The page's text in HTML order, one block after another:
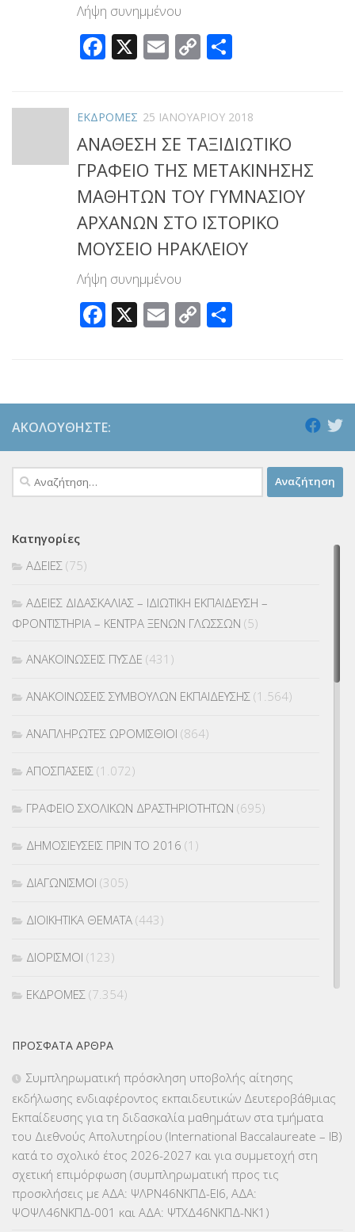
Λήψη συνημμένου
Facebook
X Email
Copy
ΕΚΔΡΟΜΕΣ 25 ΙΑΝΟΥΑΡΊΟΥ 2018
ΑΝΑΘΕΣΗ ΣΕ ΤΑΞΙΔΙΩΤΙΚΟ
ΓΡΑΦΕΙΟ ΤΗΣ ΜΕΤΑΚΙΝΗΣΗΣ
ΜΑΘΗΤΩΝ ΤΟΥ ΓΥΜΝΑΣΙΟΥ
ΑΡΧΑΝΩΝ ΣΤΟ ΙΣΤΟΡΙΚΟ
ΜΟΥΣΕΙΟ ΗΡΑΚΛΕΙΟΥ
Λήψη συνημμένου
Facebook
X Email
Copy
Link
ΑΚΟΛΟΥΘΉΣΤΕ:
Αναζήτηση
για:
Κατηγορίες
ΑΔΕΙΕΣ (75)
ΑΔΕΙΕΣ ΔΙΔΑΣΚΑΛΙΑΣ – ΙΔΙΩΤΙΚΗ ΕΚΠΑΙΔΕΥΣΗ –
ΦΡΟΝΤΙΣΤΗΡΙΑ – ΚΕΝΤΡΑ ΞΕΝΩΝ ΓΛΩΣΣΩΝ (5)
ΑΝΑΚΟΙΝΩΣΕΙΣ ΠΥΣΔΕ (431)
ΑΝΑΚΟΙΝΩΣΕΙΣ ΣΥΜΒΟΥΛΩΝ ΕΚΠΑΙΔΕΥΣΗΣ (1.564)
ΑΝΑΠΛΗΡΩΤΕΣ ΩΡΟΜΙΣΘΙΟΙ (864)
ΑΠΟΣΠΑΣΕΙΣ (1.072)
ΓΡΑΦΕΙΟ ΣΧΟΛΙΚΩΝ ΔΡΑΣΤΗΡΙΟΤΗΤΩΝ (695)
ΔΗΜΟΣΙΕΥΣΕΙΣ ΠΡΙΝ ΤΟ 2016 (1)
ΔΙΑΓΩΝΙΣΜΟΙ (305)
ΔΙΟΙΚΗΤΙΚΑ ΘΕΜΑΤΑ (443)
ΔΙΟΡΙΣΜΟΙ (123)
ΕΚΔΡΟΜΕΣ (7.354)
ΕΠΙΜΟΡΦΩΣΗ Τ.Π.Ε.(10)
ΕΥΡΩΠΑΪΚΑ ΠΡΟΓΡΑΜΜΑΤΑ(230)
ΚΕΣΥ (60)
ΚΕΣΥΠ(109)
ΠΡΌΣΦΑΤΑ ΆΡΘΡΑ
Συμπληρωματική πρόσκληση υποβολής αίτησης
εκδήλωσης ενδιαφέροντος εκπαιδευτικών Δευτεροβάθμιας
Εκπαίδευσης για τη διδασκαλία μαθημάτων στα τμήματα
του Διεθνούς Απολυτηρίου (International Baccalaureate – IB)
κατά το σχολικό έτος 2026-2027 και για συμμετοχή στη
σχετική επιμόρφωση (συμπληρωματική προς τις
προσκλήσεις με ΑΔΑ: ΨΛΡΝ46ΝΚΠΔ-ΕΙ6, ΑΔΑ:
ΨΟΨΛ46ΝΚΠΔ-001 και ΑΔΑ: ΨΤΧΔ46ΝΚΠΔ-ΝΚ1)